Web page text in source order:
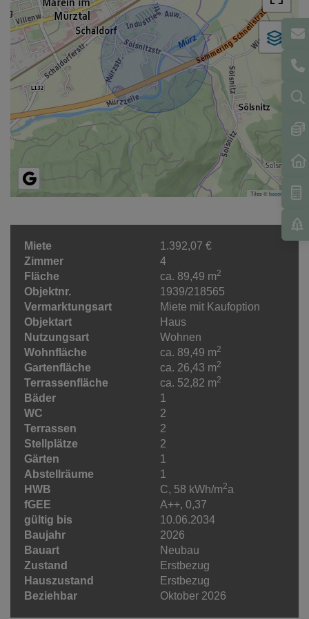
Tiles ©basemap.at
Miete
1.392,07 €
Zimmer
4
Fläche
ca. 89,49 m2
Objektnr.
1939/218565
Vermarktungsart
Miete mit Kaufoption
Objektart
Haus
Nutzungsart
Wohnen
Wohnfläche
ca. 89,49 m2
Gartenfläche ca. 26,43 m2
Terrassenfläche ca. 52,82 m2
Bäder
1
WC
2
Terrassen
2
Stellplätze
2
Gärten
1
Abstellräume
1
HWB
C, 58 kWh/m2a
fGEE
A++, 0,37
gültig bis
10.06.2034
Baujahr
2026
Bauart
Neubau
Zustand
Erstbezug
Hauszustand
Erstbezug
Beziehbar
Oktober 2026